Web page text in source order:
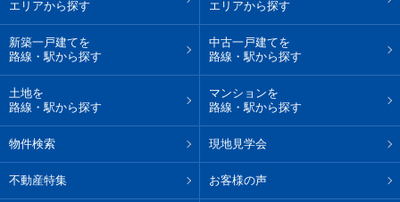
エリアから探す
エリアから探す
新築一戸建てを
路線・駅から探す
中古一戸建てを
路線・駅から探す
土地を
路線・駅から探す
マンションを
路線・駅から探す
物件検索 現地見学会
不動産特集 お客様の声